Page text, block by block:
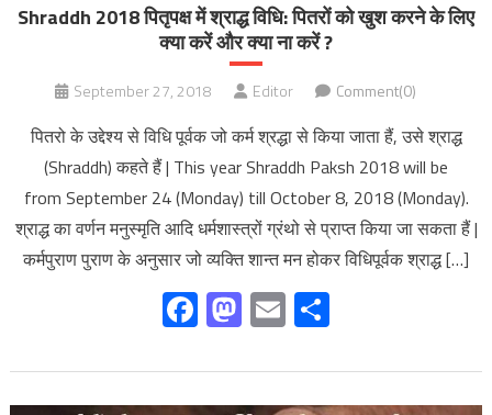
Shraddh 2018 पितृपक्ष में श्राद्ध विधि: पितरों को खुश करने के लिए
क्या करें और क्या ना करें ?
September 27, 2018 Editor Comment(0)
पितरो के उद्देश्य से विधि पूर्वक जो कर्म श्रद्धा से किया जाता हैं, उसे श्राद्ध
(Shraddh) कहते हैं | This year Shraddh Paksh 2018 will be
from September 24 (Monday) till October 8, 2018 (Monday).
श्राद्ध का वर्णन मनुस्मृति आदि धर्मशास्त्रों ग्रंथो से प्राप्त किया जा सकता हैं |
कर्मपुराण पुराण के अनुसार जो व्यक्ति शान्त मन होकर विधिपूर्वक श्राद्ध […]
Facebook
Mastodon
Email